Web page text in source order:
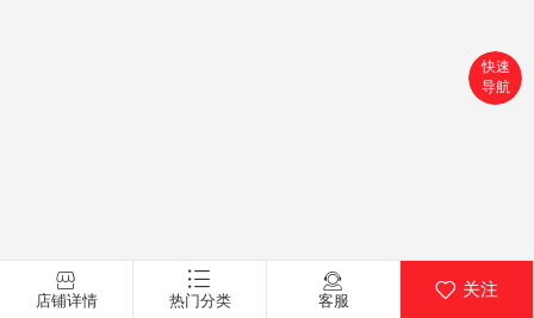
店铺详情 热门分类 客服
关注
首页
购物车
快速
导航